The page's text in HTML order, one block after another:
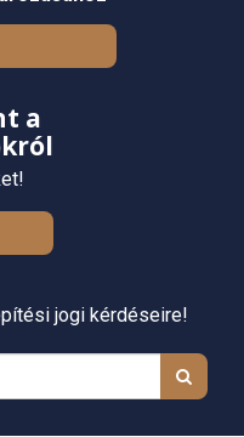
a
jogi kérdéseire!